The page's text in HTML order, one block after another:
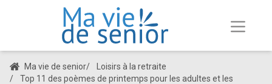
Ma vie de senior/
Loisirs à la retraite
/
Top 11 des poèmes de printemps pour les adultes et les